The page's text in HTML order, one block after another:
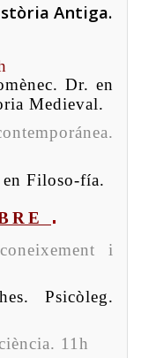
Antiga.
Dr. en
Medieval.
Filoso-fía.
i
Psicòleg.
11h